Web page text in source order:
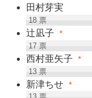
田村芽実
18票
辻凪子 *
17票
西村亜矢子 *
13票
新津ちせ *